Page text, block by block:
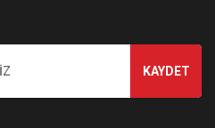
KAYDET